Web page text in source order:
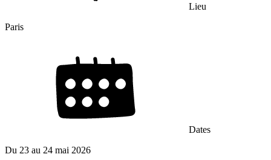
Lieu
Paris
Dates
Du 23 au 24 mai 2026